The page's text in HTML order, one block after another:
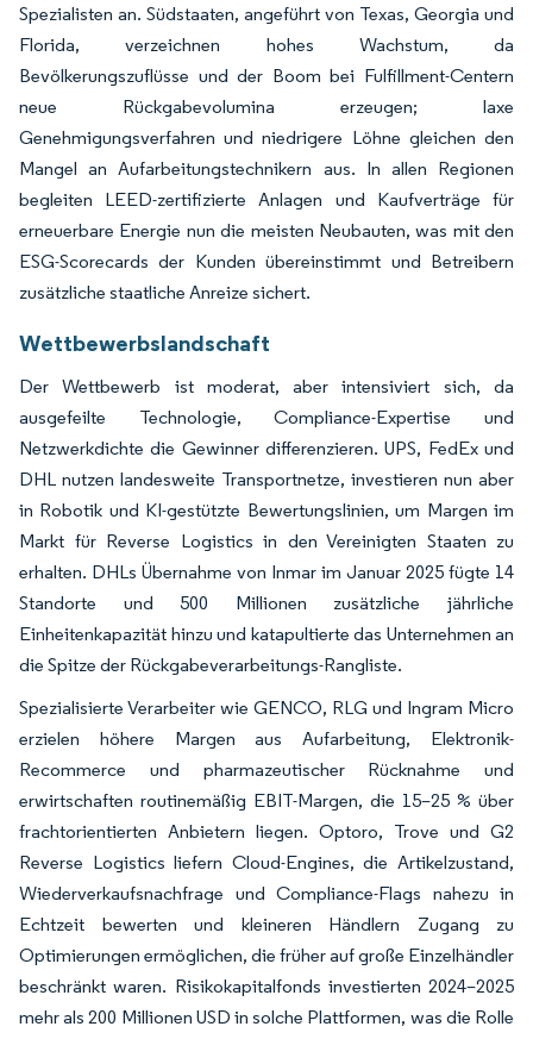
Spezialisten an. Südstaaten, angeführt von Texas, Georgia und
Florida, verzeichnen hohes Wachstum, da
Bevölkerungszuflüsse und der Boom bei Fulfillment-Centern
neue Rückgabevolumina erzeugen; laxe
Genehmigungsverfahren und niedrigere Löhne gleichen den
Mangel an Aufarbeitungstechnikern aus. In allen Regionen
begleiten LEED-zertifizierte Anlagen und Kaufverträge für
erneuerbare Energie nun die meisten Neubauten, was mit den
ESG-Scorecards der Kunden übereinstimmt und Betreibern
zusätzliche staatliche Anreize sichert.
Wettbewerbslandschaft
Der Wettbewerb ist moderat, aber intensiviert sich, da
ausgefeilte Technologie, Compliance-Expertise und
Netzwerkdichte die Gewinner differenzieren. UPS, FedEx und
DHL nutzen landesweite Transportnetze, investieren nun aber
in Robotik und KI-gestützte Bewertungslinien, um Margen im
Markt für Reverse Logistics in den Vereinigten Staaten zu
erhalten. DHLs Übernahme von Inmar im Januar 2025 fügte 14
Standorte und 500 Millionen zusätzliche jährliche
Einheitenkapazität hinzu und katapultierte das Unternehmen an
die Spitze der Rückgabeverarbeitungs-Rangliste.
Spezialisierte Verarbeiter wie GENCO, RLG und Ingram Micro
erzielen höhere Margen aus Aufarbeitung, Elektronik-
Recommerce und pharmazeutischer Rücknahme und
erwirtschaften routinemäßig EBIT-Margen, die 15–25 % über
frachtorientierten Anbietern liegen. Optoro, Trove und G2
Reverse Logistics liefern Cloud-Engines, die Artikelzustand,
Wiederverkaufsnachfrage und Compliance-Flags nahezu in
Echtzeit bewerten und kleineren Händlern Zugang zu
Optimierungen ermöglichen, die früher auf große Einzelhändler
beschränkt waren. Risikokapitalfonds investierten 2024–2025
mehr als 200 Millionen USD in solche Plattformen, was die Rolle